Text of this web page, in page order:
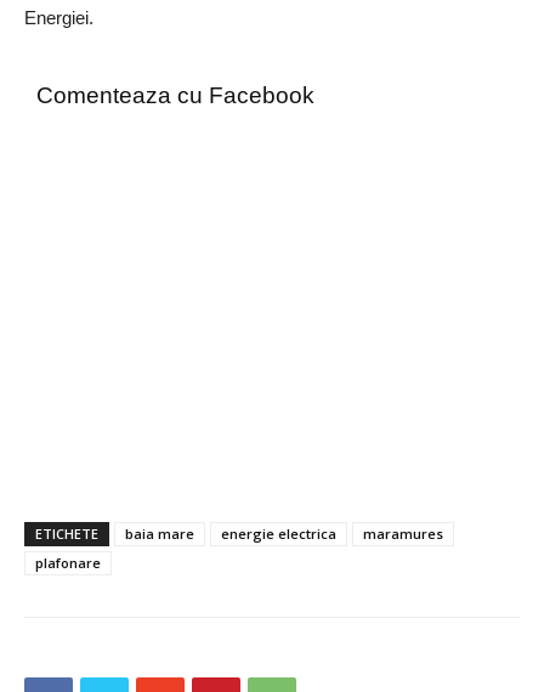
Energiei.
Comenteaza cu Facebook
ETICHETE baia mare energie electrica
maramures
plafonare